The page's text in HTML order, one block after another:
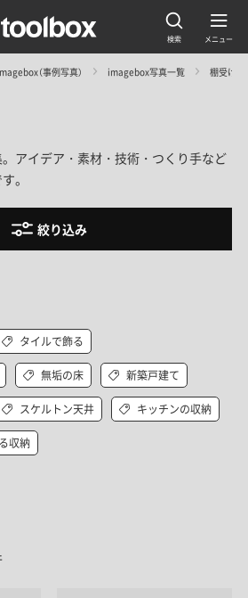
（事例写真） imagebox写真一覧 棚受けの
アイデア・素材・技術・つくり手など
。
絞り込み
タイルで飾る
無垢の床 新築戸建て
スケルトン天井 キッチンの収納
収納